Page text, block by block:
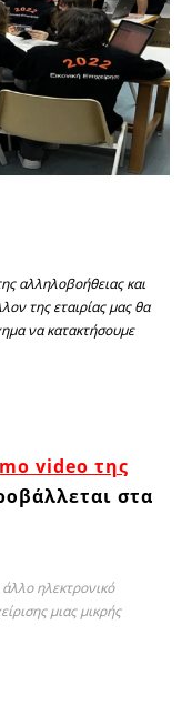
αλληλοβοήθειας και
της εταιρίας μας θα
να κατακτήσουμε
video της
στα
ηλεκτρονικό
μιας μικρής